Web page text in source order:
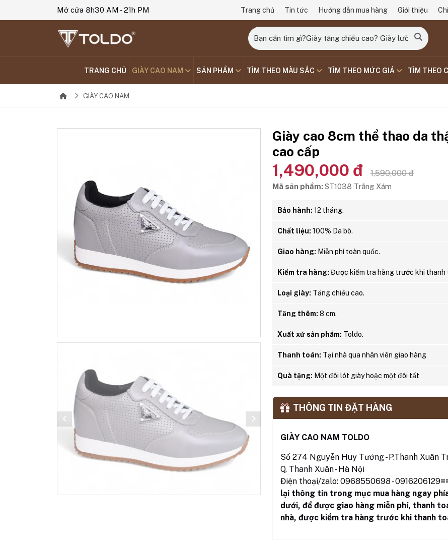
Mở cửa 8h30 AM - 21h PM Trang chủ Tin tức Hướng dẫn mua hàng Giới thiệu
TRANG CHỦ GIÀY CAO NAM SẢN PHẨM TÌM THEO MÀU SẮC TÌM THEO MỨC GIÁ TÌM THEO
GIÀY CAO NAM
Giày cao 8cm thể thao da
cao cấp
1,490,000 đ 1,590,000 đ
Mã sản phẩm: ST1038 Trắng Xám
Bảo hành: 12 tháng.
Chất liệu: 100% Da bò.
Giao hàng: Miễn phí toàn quốc.
Kiểm tra hàng: Được kiểm tra hàng trước khi thanh
Loại giày: Tăng chiều cao.
Tăng thêm: 8 cm.
Xuất xứ sản phẩm: Toldo.
Thanh toán: Tại nhà qua nhân viên giao hàng
Quà tặng: Một đôi lót giày hoặc một đôi tất
THÔNG TIN ĐẶT HÀNG
GIÀY CAO NAM TOLDO
Số 274 Nguyễn Huy Tưởng - P.Thanh Xuân
Q. Thanh Xuân - Hà Nội
Điện thoại/zalo: 0968550698 - 0916206129
lại thông tin trong mục mua hàng ngay
dưới, để được giao hàng miễn phí, thanh
nhà, được kiểm tra hàng trước khi thanh